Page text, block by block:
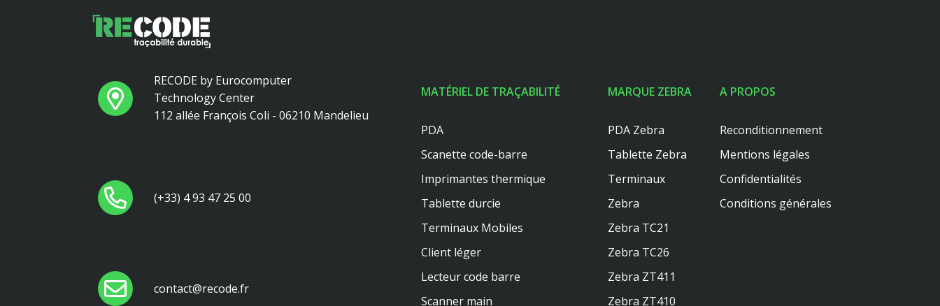
RECODE by Eurocomputer
Technology Center
112 allée François Coli - 06210 Mandelieu
(+33) 4 93 47 25 00
contact@recode.fr
MATÉRIEL DE TRAÇABILITÉ
PDA
Scanette code-barre
Imprimantes thermique
Tablette durcie
Terminaux Mobiles
Client léger
Lecteur code barre
Scanner main
MARQUE ZEBRA
PDA Zebra
Tablette Zebra
Terminaux
Zebra
Zebra TC21
Zebra TC26
Zebra ZT411
Zebra ZT410
A PROPOS
Reconditionnement
Mentions légales
Confidentialités
Conditions générales